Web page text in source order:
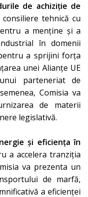
de achiziție de
tehnică cu
a menține și a
în domenii
a sprijini forța
unei Alianțe UE
parteneriat de
Comisia va
de materii
legislativă.
și eficiența în
a accelera tranziția
va prezenta un
de marfă,
a eficienței